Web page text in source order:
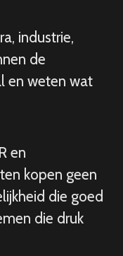
industrie,
de
en weten wat
en
kopen geen
die goed
die druk